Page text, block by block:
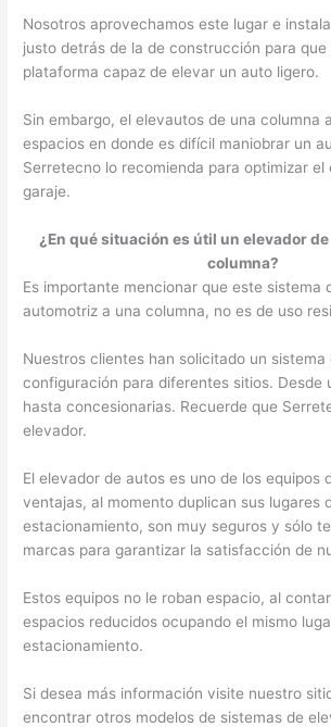
Nosotros aprovechamos este lugar e
justo detrás de la de construcción para que
plataforma capaz de elevar un auto ligero.
Sin embargo, el elevautos de una columna
espacios en donde es difícil maniobrar un
Serretecno lo recomienda para optimizar el
garaje.
¿En qué situación es útil un elevador
columna?
Es importante mencionar que este sistema
automotriz a una columna, no es de uso
Nuestros clientes han solicitado un sistema
configuración para diferentes sitios. Desde
hasta concesionarias. Recuerde que
elevador.
El elevador de autos es uno de los equipos
ventajas, al momento duplican sus lugares
estacionamiento, son muy seguros y sólo
marcas para garantizar la satisfacción de
Estos equipos no le roban espacio, al
espacios reducidos ocupando el mismo
estacionamiento.
Si desea más información visite nuestro
encontrar otros modelos de sistemas de